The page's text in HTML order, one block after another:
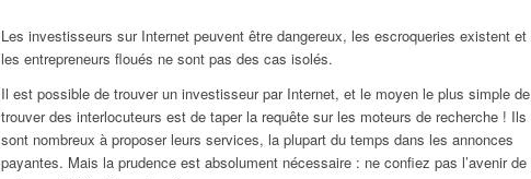
Les investisseurs sur Internet peuvent être dangereux, les escroqueries existent et
les entrepreneurs floués ne sont pas des cas isolés.
Il est possible de trouver un investisseur par Internet, et le moyen le plus simple de
trouver des interlocuteurs est de taper la requête sur les moteurs de recherche ! Ils
sont nombreux à proposer leurs services, la plupart du temps dans les annonces
payantes. Mais la prudence est absolument nécessaire : ne confiez pas l’avenir de